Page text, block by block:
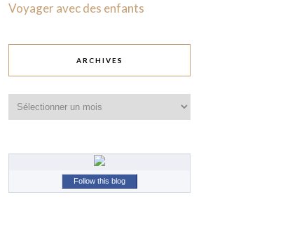
Voyager avec des enfants
ARCHIVES
Follow this blog